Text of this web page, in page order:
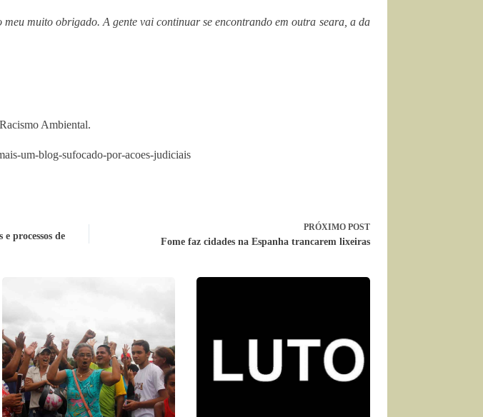
meu muito obrigado. A gente vai continuar se encontrando em outra seara, a da
Ambiental.
um-blog-sufocado-por-acoes-judiciais
processos de
PRÓXIMO POST
Fome faz cidades na Espanha trancarem lixeiras